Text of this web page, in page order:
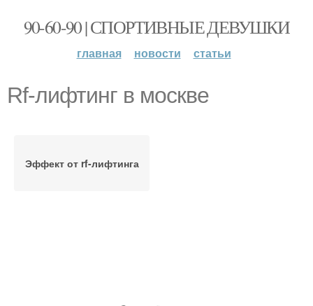
90-60-90 | СПОРТИВНЫЕ ДЕВУШКИ
главная новости статьи
Rf-лифтинг в москве
Эффект от rf-лифтинга